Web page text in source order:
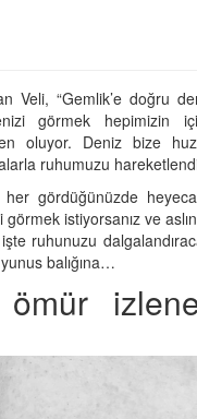
Veli, “Gemlik’e doğru
görmek hepimizin
oluyor. Deniz bize
ruhumuzu
gördüğünüzde
istiyorsanız ve
ruhunuzu
balığına…